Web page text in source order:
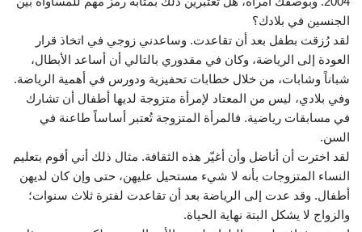
الجنسين في بلادك؟
لقد رُزقت بطفل بعد أن تقاعدت. وساعدني زوجي في اتخاذ قرار
العودة إلى الرياضة، وكان في مقدوري بالتالي أن أساعد الأبطال،
شباناً وشابات، من خلال خطابات تحفيزية ودورس في أهمية الرياضة.
وفي بلادي، ليس من المعتاد لإمرأة متزوجة لديها أطفال أن تشارك
في مسابقات رياضية. فالمرأة المتزوجة تُعتبر أساساً طاعنة في
السن.
لقد اخترت أن أناضل وأن أغيّر هذه الثقافة. مثال ذلك أني أقوم بتعليم
النساء المتزوجات بأنه لا شيء مستحيل عليهن، حتى وإن كان لديهن
أطفال. وقد عدت إلى الرياضة بعد أن تقاعدت لفترة ثلاث سنوات؛
والزواج لا يشكل البتة نهاية الحياة.